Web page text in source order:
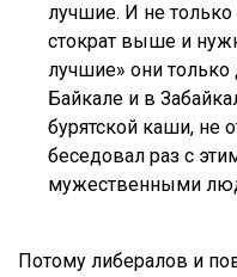
лучшие. И не
стократ выше и
лучшие» они только
Байкале и в
бурятской каши, не
беседовал раз с
мужественными
Потому либералов и